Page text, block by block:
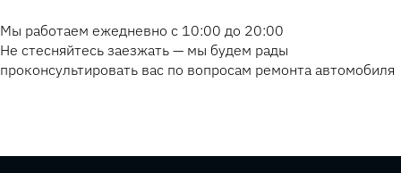
Мы работаем ежедневно с 10:00 до 20:00
Не стесняйтесь заезжать — мы будем рады
проконсультировать вас по вопросам ремонта автомобиля